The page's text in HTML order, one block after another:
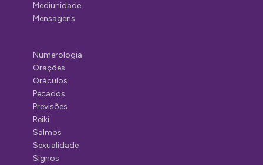
Mediunidade
Mensagens
Numerologia
Orações
Oráculos
Pecados
Previsões
Reiki
Salmos
Sexualidade
Signos